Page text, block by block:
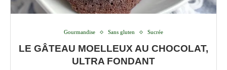
Gourmandise Sans gluten Sucrée
LE GÂTEAU MOELLEUX AU CHOCOLAT,
ULTRA FONDANT